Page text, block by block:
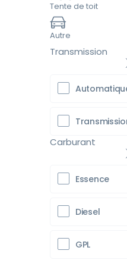
Tente de toit
Autre
Transmission
Carburant
Essence
Diesel
GPL